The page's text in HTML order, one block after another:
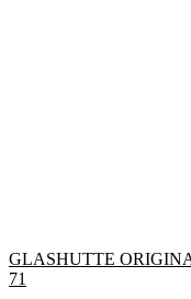
GLASHUTTE
71